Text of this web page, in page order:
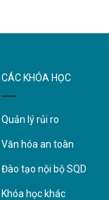
CÁC KHÓA HỌC
Quản lý rủi ro
Văn hóa an toàn
Đào tạo nội bộ SQD
Khóa học khác